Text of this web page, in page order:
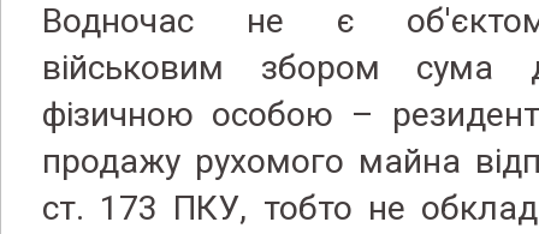
Водночас не є об'єктом
військовим збором сума
фізичною особою –
продажу рухомого майна
ст. 173 ПКУ, тобто не